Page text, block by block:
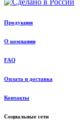
Продукция
О компании
FAQ
Оплата и доставка
Контакты
Социальные сети